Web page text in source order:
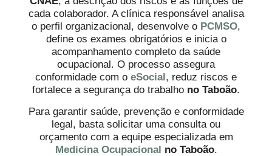
cada colaborador. A clínica responsável analisa
o perfil organizacional, desenvolve o PCMSO,
define os exames obrigatórios e inicia o
acompanhamento completo da saúde
ocupacional. O processo assegura
conformidade com o eSocial , reduz riscos e
fortalece a segurança do trabalho no Taboão.
Para garantir saúde, prevenção e conformidade
legal, basta solicitar uma consulta ou
orçamento com a equipe especializada em
Medicina Ocupacional no Taboão.